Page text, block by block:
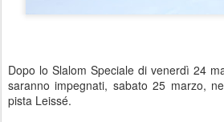
Dopo lo Slalom Speciale di venerdì 24
saranno impegnati, sabato 25 marzo,
pista Leissé.